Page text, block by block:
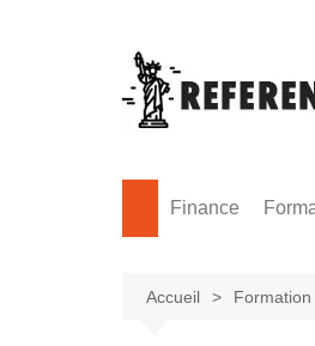
Finance
Accueil Formation